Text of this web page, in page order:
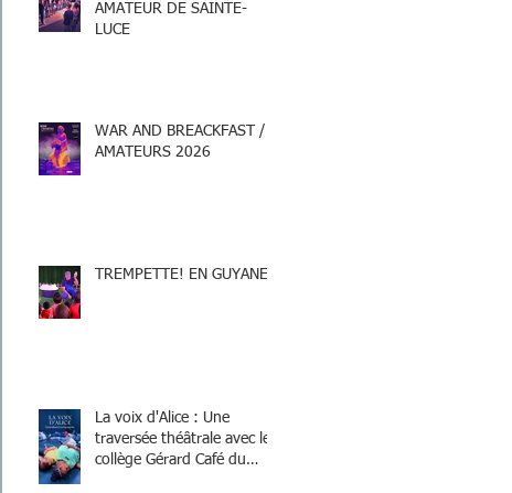
AMATEUR DE SAINTE-
LUCE
WAR AND BREACKFAST /
AMATEURS 2026
TREMPETTE! EN GUYANE
La voix d'Alice : Une
traversée théâtrale avec le
collège Gérard Café du